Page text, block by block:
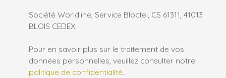
Société Worldline, Service Bloctel, CS 61311, 41013
BLOIS CEDEX.
Pour en savoir plus sur le traitement de vos
données personnelles, veuillez consulter notre
politique de confidentialité.